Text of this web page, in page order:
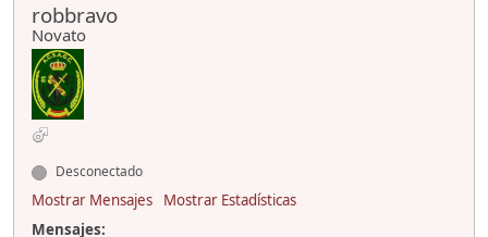
robbravo
Novato
Desconectado
Mostrar Mensajes
Mostrar Estadísticas
Mensajes: